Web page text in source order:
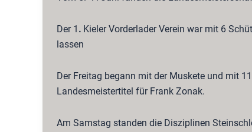
Der 1 . Kieler Vorderlader Verein war mit 6
lassen
Der Freitag begann mit der Muskete und mit
Landesmeistertitel für Frank Zonak.
Am Samstag standen die Disziplinen